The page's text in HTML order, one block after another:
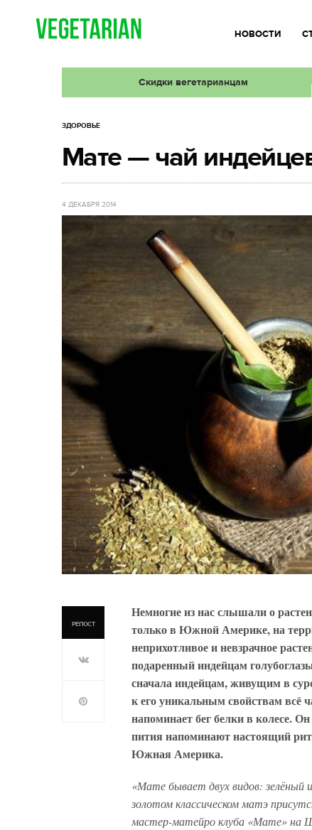
НОВОСТИ
Скидки вегетарианцам
ЗДОРОВЬЕ
Мате — чай
4 ДЕКАБРЯ 2014
РЕПОСТ
Немногие из нас слышали о
только в Южной Америке, на
неприхотливое и невзрачное
подаренный индейцам
сначала индейцам, живущим в
к его уникальным свойствам всё
напоминает бег белки в колесе.
пития напоминают настоящий
Южная Америка.
«Мате бывает двух видов:
золотом классическом матэ
мастер-матейро клуба «Мате» на